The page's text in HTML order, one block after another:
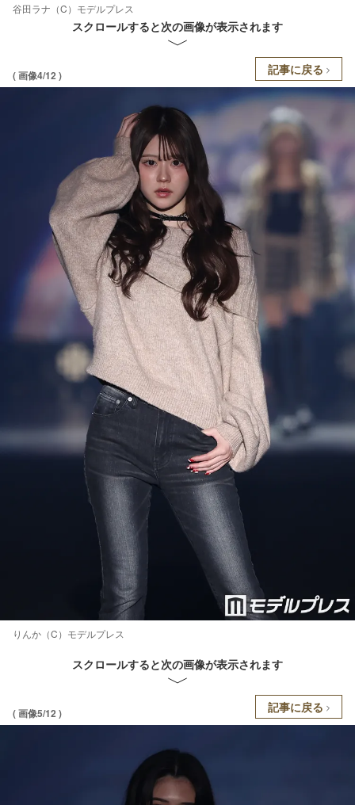
谷田ラナ（C）モデルプレス
スクロールすると次の画像が表示されます
( 画像4/12 ) 記事に戻る
りんか（C）モデルプレス
スクロールすると次の画像が表示されます
( 画像5/12 ) 記事に戻る